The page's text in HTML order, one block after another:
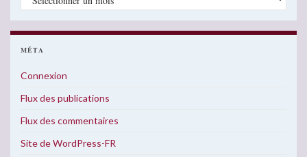
MÉTA
Connexion
Flux des publications
Flux des commentaires
Site de WordPress-FR